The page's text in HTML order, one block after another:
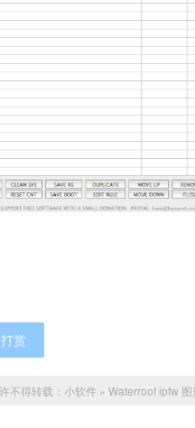
打赏
不得转载： 小软件 » Waterroof ipfw